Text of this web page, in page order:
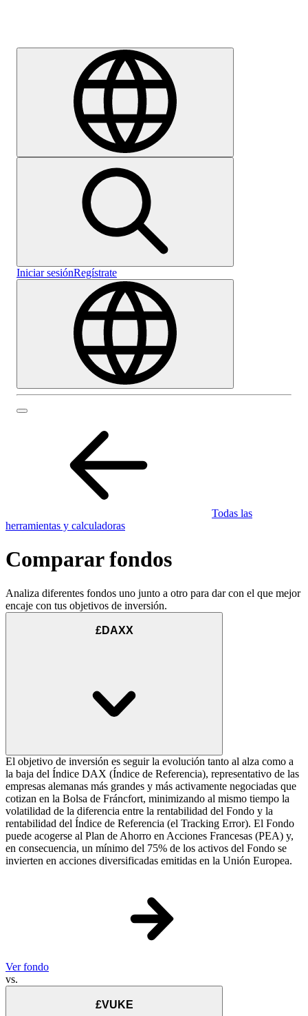
Iniciar sesiónRegístrate
Todas las
herramientas y calculadoras
Comparar fondos
Analiza diferentes fondos uno junto a otro para dar con el que mejor
encaje con tus objetivos de inversión.
£DAXX
El objetivo de inversión es seguir la evolución tanto al alza como a
la baja del Índice DAX (Índice de Referencia), representativo de las
empresas alemanas más grandes y más activamente negociadas que
cotizan en la Bolsa de Fráncfort, minimizando al mismo tiempo la
volatilidad de la diferencia entre la rentabilidad del Fondo y la
rentabilidad del Índice de Referencia (el Tracking Error). El Fondo
puede acogerse al Plan de Ahorro en Acciones Francesas (PEA) y,
en consecuencia, un mínimo del 75% de los activos del Fondo se
invierten en acciones diversificadas emitidas en la Unión Europea.
Ver fondo
vs.
£VUKE